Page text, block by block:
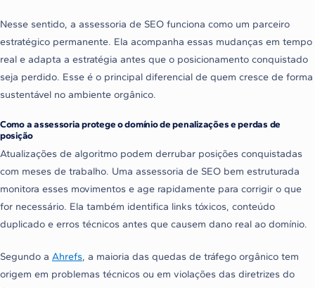
Nesse sentido, a assessoria de SEO funciona como um parceiro
estratégico permanente. Ela acompanha essas mudanças em tempo
real e adapta a estratégia antes que o posicionamento conquistado
seja perdido. Esse é o principal diferencial de quem cresce de forma
sustentável no ambiente orgânico.
Como a assessoria protege o domínio de penalizações e perdas de
posição
Atualizações de algoritmo podem derrubar posições conquistadas
com meses de trabalho. Uma assessoria de SEO bem estruturada
monitora esses movimentos e age rapidamente para corrigir o que
for necessário. Ela também identifica links tóxicos, conteúdo
duplicado e erros técnicos antes que causem dano real ao domínio.
Segundo a Ahrefs, a maioria das quedas de tráfego orgânico tem
origem em problemas técnicos ou em violações das diretrizes do